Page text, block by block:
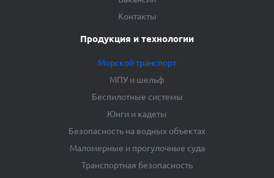
Контакты
Продукция и технологии
Морской транспорт
МПУ и шельф
Беспилотные системы
Юнги и кадеты
Безопасность на водных объектах
Маломерные и прогулочные суда
Транспортная безопасность